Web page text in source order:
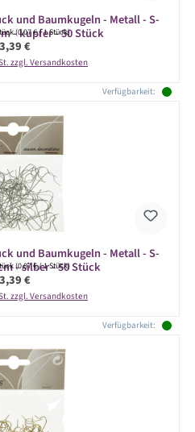
und Baumkugeln - Metall - S-
- kupfer - 50 Stück
(0,07 € / 1 Stück)
Regulärer Preis:
3,39 €
zzgl. Versandkosten
Verfügbarkeit:
- Metall - S-
- silber - 50 Stück
(0,07 € / 1 Stück)
Regulärer Preis:
3,39 €
zzgl. Versandkosten
Verfügbarkeit: